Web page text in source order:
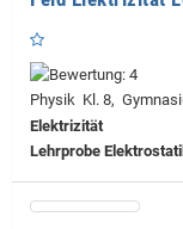
Physik Kl. 8,
Elektrizität
Lehrprobe